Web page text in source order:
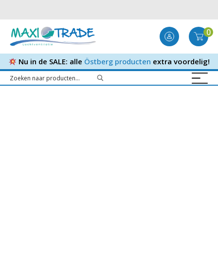
0
Nu in de SALE: alle Östberg producten extra voordelig!